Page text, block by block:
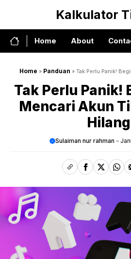
content
Kalkulator
Home About
Home » Panduan »Tak Perlu Panik!
TikTok yang Hilang
Tak Perlu Panik!
Mencari Akun
Hilang
Sulaiman nur rahman